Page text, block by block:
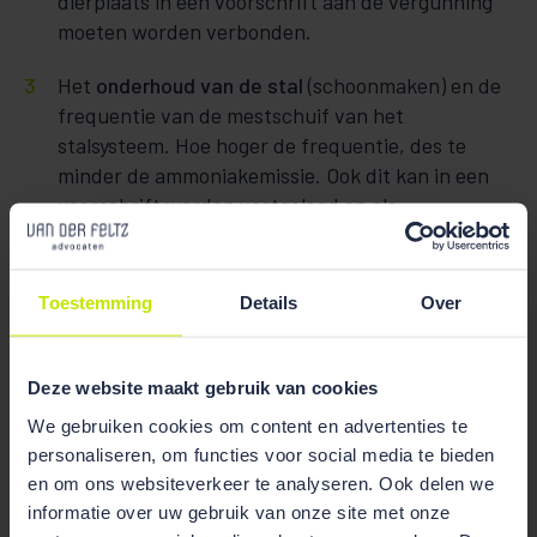
Toestemming Details Over
Deze website maakt gebruik van cookies
We gebruiken cookies om content en advertenties te
personaliseren, om functies voor social media te bieden
en om ons websiteverkeer te analyseren. Ook delen we
informatie over uw gebruik van onze site met onze
moeten worden verbonden.
Het onderhoud van de stal (schoonmaken) en de
frequentie van de mestschuif van het
stalsysteem. Hoe hoger de frequentie, des te
minder de ammoniakemissie. Ook dit kan in een
voorschrift worden vastgelegd en als
beschermingsmaatregel worden aangemerkt,
passende beoordeling.
De uitspraken van de Afdeling hebben tot gevolg dat
bij de verlening van een natuurvergunning voor een
melkveehouderij met emissiearme stalsystemen geen
gebruik mag worden gemaakt van de emissiefactoren